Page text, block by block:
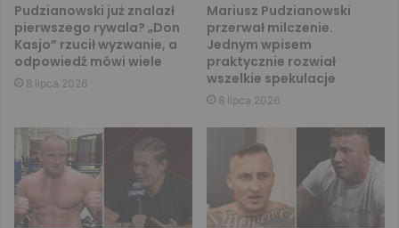
Pudzianowski już znalazł
pierwszego rywala? „Don
Kasjo” rzucił wyzwanie, a
odpowiedź mówi wiele
8 lipca 2026
Mariusz Pudzianowski
przerwał milczenie.
Jednym wpisem
praktycznie rozwiał
wszelkie spekulacje
8 lipca 2026